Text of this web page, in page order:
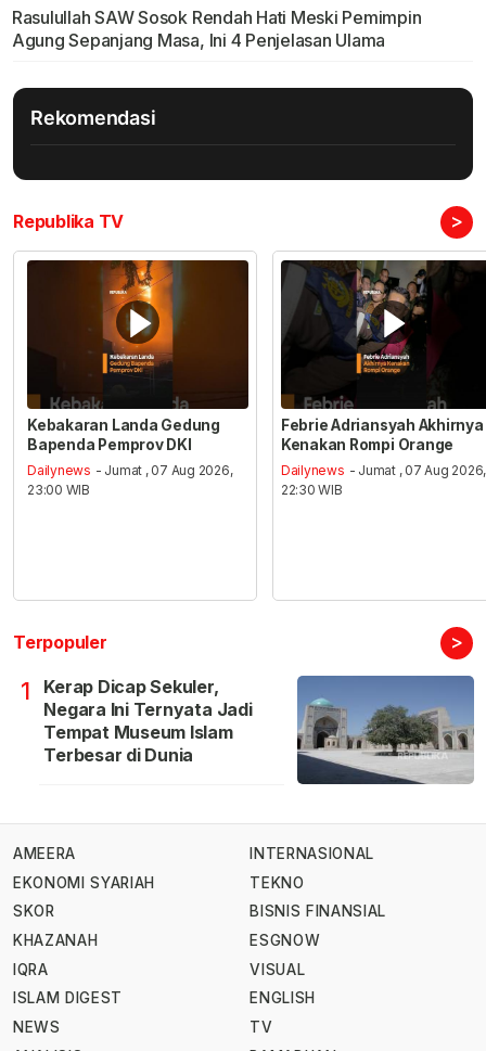
Rasulullah SAW Sosok Rendah Hati Meski Pemimpin
Agung Sepanjang Masa, Ini 4 Penjelasan Ulama
Rekomendasi
Republika TV >
Kebakaran Landa Gedung
Bapenda Pemprov DKI
Dailynews - Jumat , 07 Aug 2026,
23:00 WIB
Febrie Adriansyah Akhirnya
Kenakan Rompi Orange
Dailynews - Jumat , 07 Aug 2026,
22:30 WIB
Terpopuler >
1
Kerap Dicap Sekuler,
Negara Ini Ternyata Jadi
Tempat Museum Islam
Terbesar di Dunia
AMEERA
EKONOMI SYARIAH
SKOR
KHAZANAH
IQRA
ISLAM DIGEST
NEWS
INTERNASIONAL
TEKNO
BISNIS FINANSIAL
ESGNOW
VISUAL
ENGLISH
TV